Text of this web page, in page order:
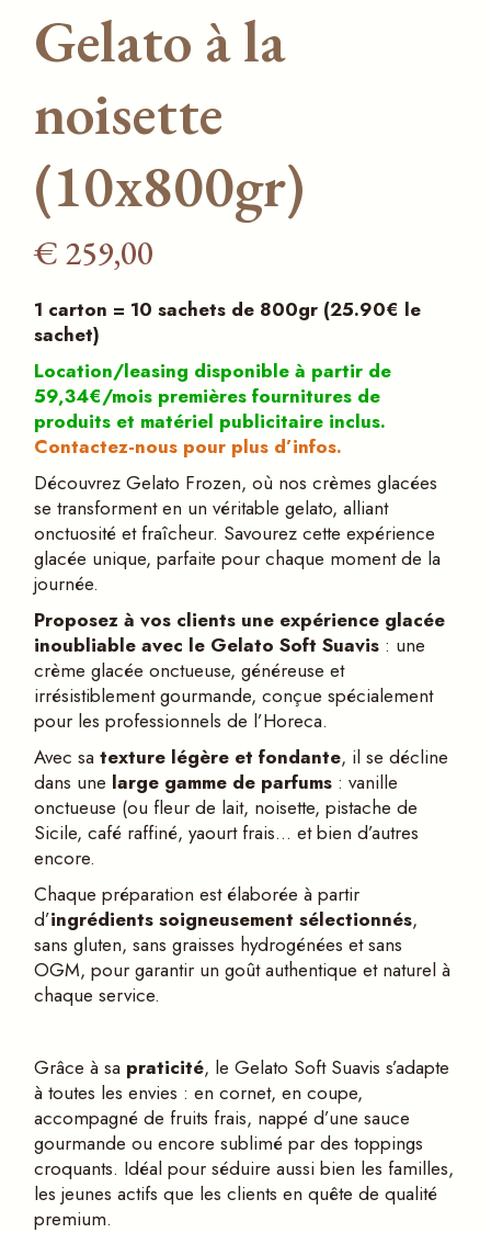
Gelato à la
noisette
(10x800gr)
€ 259,00
1 carton = 10 sachets de 800gr (25.90€ le
sachet)
Location/leasing disponible à partir de
59,34€/mois premières fournitures de
produits et matériel publicitaire inclus.
Contactez-nous pour plus d’infos.
Découvrez Gelato Frozen, où nos crèmes glacées
se transforment en un véritable gelato, alliant
onctuosité et fraîcheur. Savourez cette expérience
glacée unique, parfaite pour chaque moment de la
journée.
Proposezàvos clients une expérience glacée
inoubliable avec le Gelato Soft Suavis : une
crème glacée onctueuse, généreuse et
irrésistiblement gourmande, conçue spécialement
pour les professionnels de l’Horeca.
Avec satexture légère et fondante, il se décline
dans une large gamme de parfums : vanille
onctueuse (ou fleur de lait, noisette, pistache de
Sicile, café raffiné, yaourt frais… et bien d’autres
encore.
Chaque préparation est élaborée à partir
d’ingrédients soigneusement sélectionnés,
sans gluten, sans graisses hydrogénées et sans
OGM, pour garantir un goût authentique et naturel à
chaque service.
Grâce à sa praticité, le Gelato Soft Suavis s’adapte
à toutes les envies : en cornet, en coupe,
accompagné de fruits frais, nappé d’une sauce
gourmande ou encore sublimé par des toppings
croquants. Idéal pour séduire aussi bien les familles,
les jeunes actifs que les clients en quête de qualité
premium.